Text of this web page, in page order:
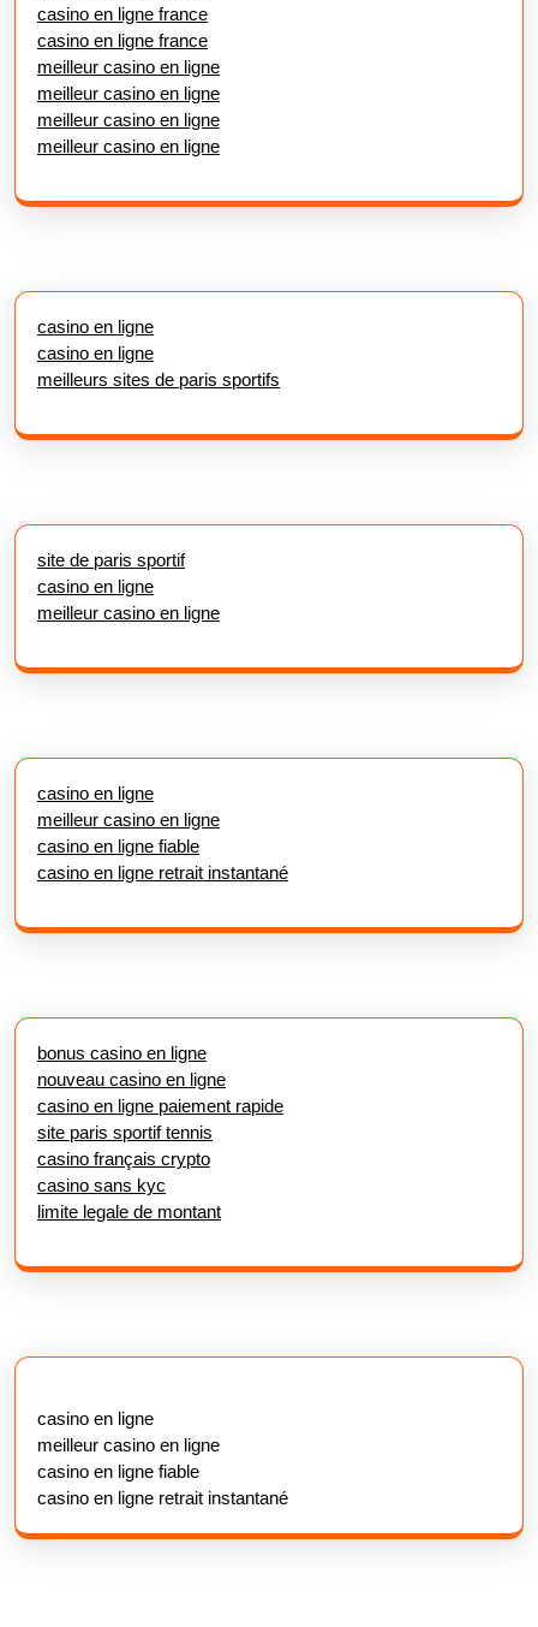
casino en ligne france
casino en ligne france
meilleur casino en ligne
meilleur casino en ligne
meilleur casino en ligne
meilleur casino en ligne
casino en ligne
casino en ligne
meilleurs sites de paris sportifs
site de paris sportif
casino en ligne
meilleur casino en ligne
casino en ligne
meilleur casino en ligne
casino en ligne fiable
casino en ligne retrait instantané
bonus casino en ligne
nouveau casino en ligne
casino en ligne paiement rapide
site paris sportif tennis
casino français crypto
casino sans kyc
limite legale de montant
casino en ligne
meilleur casino en ligne
casino en ligne fiable
casino en ligne retrait instantané